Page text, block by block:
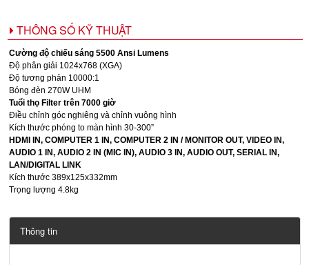
THÔNG SỐ KỸ THUẬT
Cường độ chiếu sáng 5500 Ansi Lumens
Độ phân giải 1024x768 (XGA)
Độ tương phản 10000:1
Bóng đèn 270W UHM
Tuổi thọ Filter trên 7000 giờ
Điều chỉnh góc nghiêng và chỉnh vuông hình
Kích thước phóng to màn hình 30-300”
HDMI IN, COMPUTER 1 IN, COMPUTER 2 IN / MONITOR OUT, VIDEO IN,
AUDIO 1 IN, AUDIO 2 IN (MIC IN), AUDIO 3 IN, AUDIO OUT, SERIAL IN,
LAN/DIGITAL LINK
Kích thước 389x125x332mm
Trọng lượng 4.8kg
Thông tin